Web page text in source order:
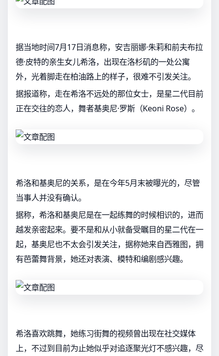
据当地时间7月17日消息称，安吉丽娜·朱莉和前夫布拉
德·皮特的亲生女儿希洛，出现在洛杉矶的一处公寓
外，光着脚走在柏油路上的样子，很难不引发关注。
据报道称，走在希洛不远处的那位女士，是星二代目前
正在交往的恋人，舞者基奥尼·罗斯（Keoni Rose）。
希洛和基奥尼的关系，是在今年5月末被曝光的，尽管
当事人并没有确认。
据称，希洛和基奥尼是在一起练舞的时候相识的，进而
越发亲密起来。要不是和从小就备受瞩目的星二代在一
起，基奥尼也不太会引发关注，据称她来自西雅图，拥
有芭蕾舞背景，她还对表演、模特和编剧感兴趣。
希洛喜欢跳舞，她练习街舞的视频曾出现在社交媒体
上，不过到目前为止她似乎对追逐聚光灯不感兴趣，尽